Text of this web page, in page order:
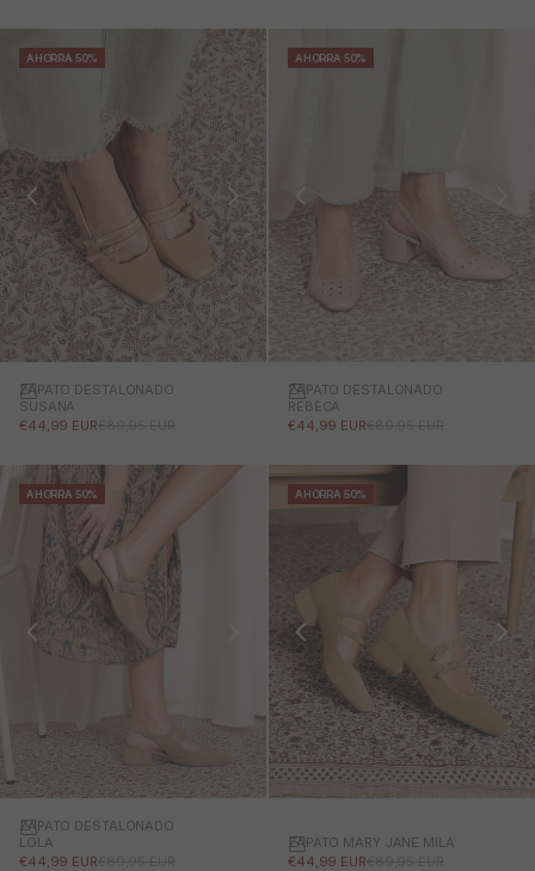
AHORRA 50%
ZAPATO DESTALONADO
SUSANA
PRECIO DE OFERTA
€44,99 EURPRECIO NORMAL
€89,95 EUR
AHORRA 50%
ZAPATO DESTALONADO
REBECA
PRECIO DE OFERTA
€44,99 EURPRECIO NORMAL
€89,95 EUR
AHORRA 50%
ZAPATO DESTALONADO
LOLA
PRECIO DE OFERTA
€44,99 EURPRECIO NORMAL
€89,95 EUR
AHORRA 50%
ZAPATO MARY JANE MILA
PRECIO DE OFERTA
€44,99 EURPRECIO NORMAL
€89,95 EUR